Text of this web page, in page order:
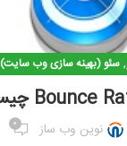
,سئو (بهینه سازی وب سایت)
نوین وب ساز 0